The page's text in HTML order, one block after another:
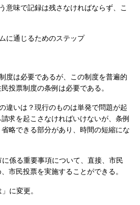
意味で記録は残さなければならず、こ
に通じるためのステップ
度は必要であるが、この制度を普遍的
投票制度の条例は必要である。
違いは？現行のものは単発で問題が起
求を起こさなければいけないが、条例
略できる部分があり、時間の短縮にな
係る重要事項について、直接、市民
市民投票を実施することができる。
に変更。